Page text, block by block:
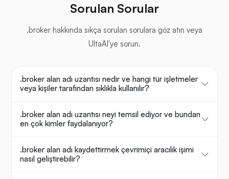
Sorulan Sorular
.broker hakkında sıkça sorulan sorulara göz atın veya
UltaAI'ye sorun.
.broker alan adı uzantısı nedir ve hangi tür işletmeler
veya kişiler tarafından sıklıkla kullanılır?
.broker alan adı uzantısı neyi temsil ediyor ve bundan
en çok kimler faydalanıyor?
.broker alan adı kaydettirmek çevrimiçi aracılık işimi
nasıl geliştirebilir?